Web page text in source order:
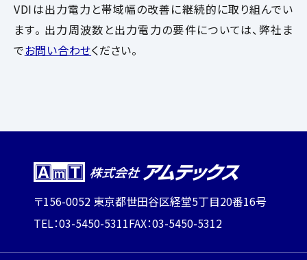
VDIは出力電力と帯域幅の改善に継続的に取り組んでい
ます。 出力周波数と出力電力の要件については、弊社ま
でお問い合わせください。
〒156-0052 東京都世田谷区経堂5丁目20番16号
TEL：03-5450-5311FAX：03-5450-5312